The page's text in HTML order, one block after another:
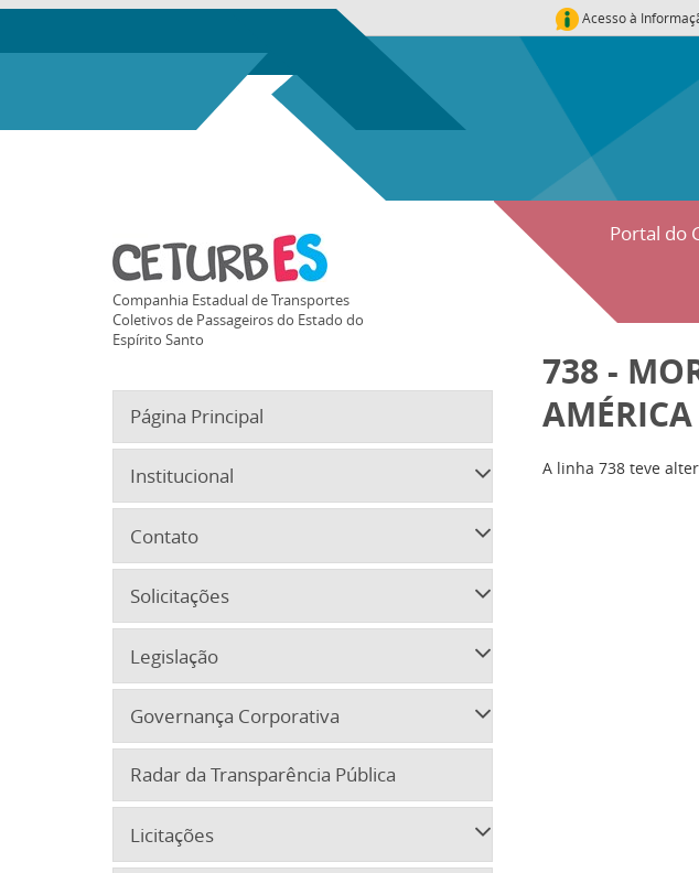
Acesso à
Portal do
Companhia Estadual de Transportes
Coletivos de Passageiros do Estado do
Espírito Santo
Página Principal
Institucional
Contato
Solicitações
Legislação
Governança Corporativa
Radar da Transparência Pública
Licitações
738 -
AMÉRICA
A linha 738 teve